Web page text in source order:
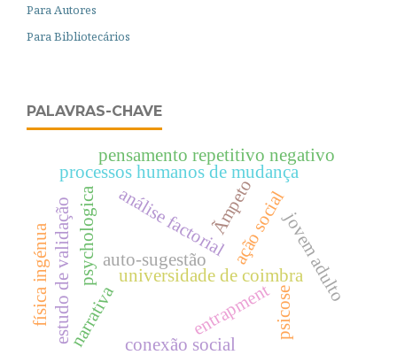
Para Autores
Para Bibliotecários
PALAVRAS-CHAVE
auto-sugestão ação social
universidade de coimbra
psychologica análise factorial
narrativa
processos humanos de mudança
entrapment
jovem adulto
conexão social
estudo de validação
pensamento repetitivo negativo
psicose
física ingénua
Ãmpeto